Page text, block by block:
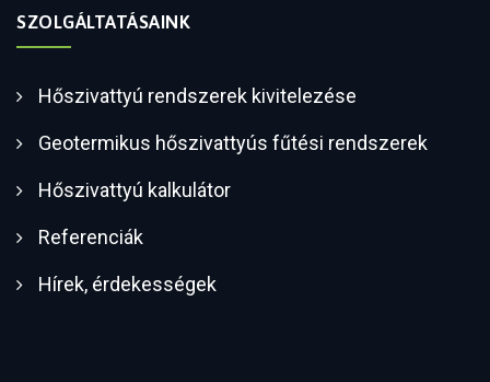
SZOLGÁLTATÁSAINK
Hőszivattyú rendszerek kivitelezése
Geotermikus hőszivattyús fűtési rendszerek
Hőszivattyú kalkulátor
Referenciák
Hírek, érdekességek